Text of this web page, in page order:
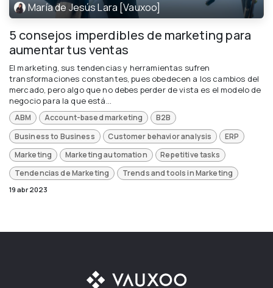
María de Jesús Lara [Vauxoo]
5 consejos imperdibles de marketing para
aumentar tus ventas
El marketing, sus tendencias y herramientas sufren
transformaciones constantes, pues obedecen a los cambios del
mercado, pero algo que no debes perder de vista es el modelo de
negocio para la que está...
ABM Account-based marketing
B2B
Business to Business
Customer behavior analysis
ERP
Marketing
Marketing automation
Repetitive tasks
Tendencias de Marketing
Trends and tools in Marketing
19 abr 2023